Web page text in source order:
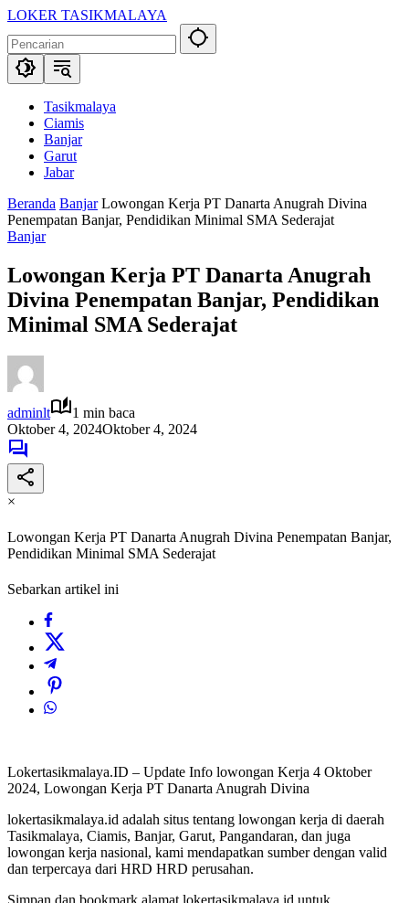
Langsung
konten
LOKER TASIKMALAYA
Lowongan
Kerja
Tasikmalaya
SekitarnaTasikmalaya
Ciamis
Banjar
Garut
Jabar
Beranda Banjar Lowongan Kerja PT Danarta Anugrah Divina
Penempatan Banjar, Pendidikan Minimal SMA Sederajat
Banjar
Lowongan Kerja PT Danarta Anugrah
Divina Penempatan Banjar, Pendidikan
Minimal SMA Sederajat
adminlt
1 min baca
Oktober 4, 2024Oktober 4, 2024
×
Lowongan Kerja PT Danarta Anugrah Divina Penempatan Banjar,
Pendidikan Minimal SMA Sederajat
Sebarkan artikel ini
Lokertasikmalaya.ID – Update Info lowongan Kerja 4 Oktober
2024, Lowongan Kerja PT Danarta Anugrah Divina
lokertasikmalaya.id adalah situs tentang lowongan kerja di daerah
Tasikmalaya, Ciamis, Banjar, Garut, Pangandaran, dan juga
lowongan kerja nasional, kami mendapatkan sumber dengan valid
dan terpercaya dari HRD HRD perusahan.